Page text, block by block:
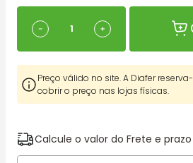
＋
－
Preço válido no site. A Diafer
cobrir o preço nas lojas físicas.
Calcule o valor do Frete e